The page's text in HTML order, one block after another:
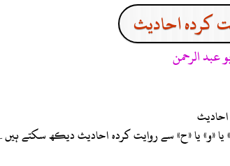
کردہ احادیث
عبد الرحمن
یا «و» یا «ح» سے روایت کردہ احادیث دیکھ سکتے ہیں۔